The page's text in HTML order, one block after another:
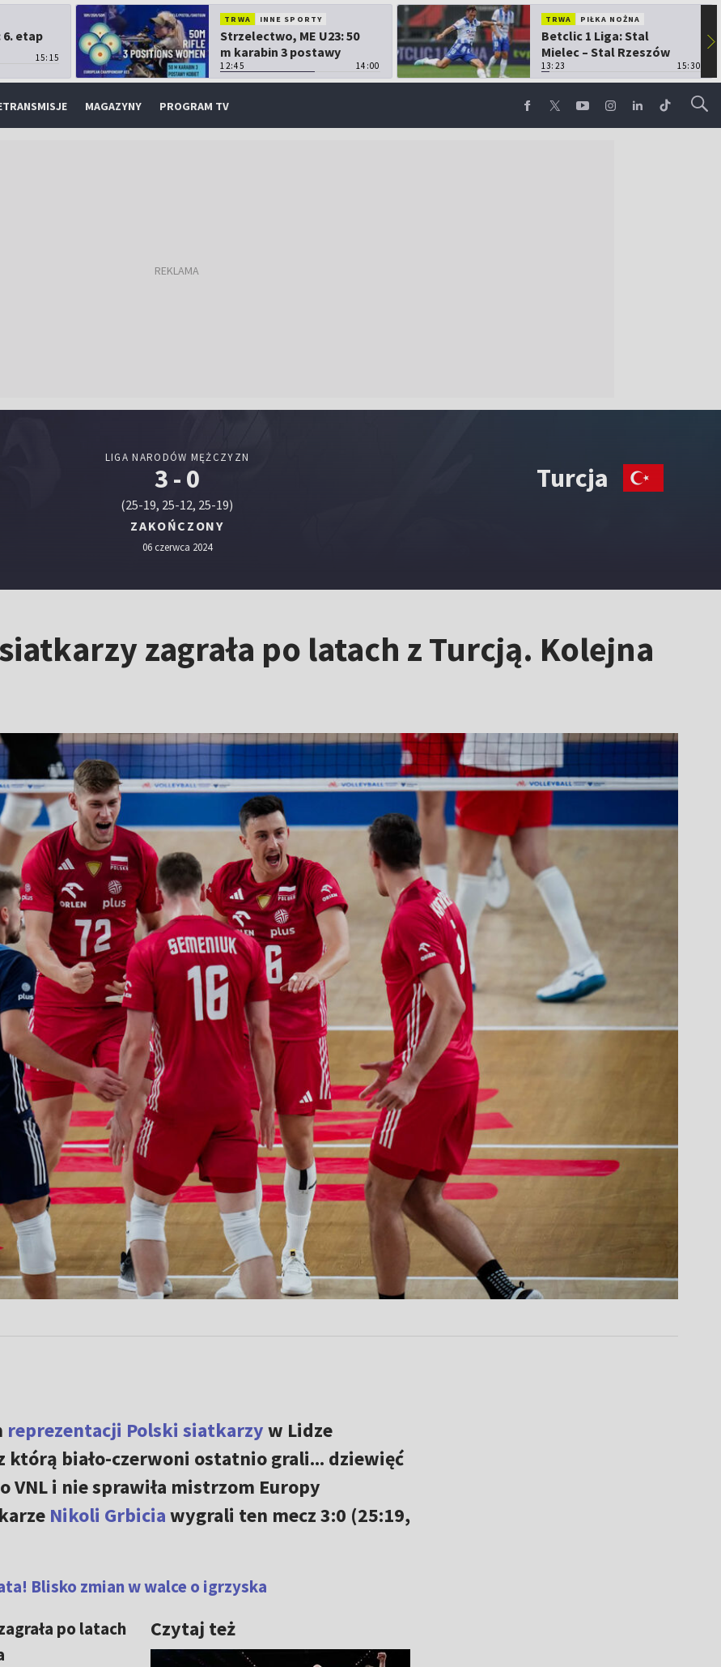
etap
15:15
TRWA INNE SPORTY
Strzelectwo, ME U23: 50
m karabin 3 postawy
kobiet
12:45 14:00
TRWA PIŁKA NOŻNA
Betclic 1 Liga: Stal
Mielec – Stal Rzeszów
13:23 15:30
▶
MAGAZYNY PROGRAM TV
LIGA NARODÓW MĘŻCZYZN
3 - 0
(25-19, 25-12, 25-19)
ZAKOŃCZONY
06 czerwca 2024
Turcja
zagrała po latach z Turcją. Kolejna
reprezentacji Polski siatkarzyw Lidze
którą biało-czerwoni ostatnio grali... dziewięć
VNL i nie sprawiła mistrzom Europy
Nikoli Grbiciawygrali ten mecz 3:0 (25:19,
Blisko zmian w walce o igrzyska
Czytaj też
po latach